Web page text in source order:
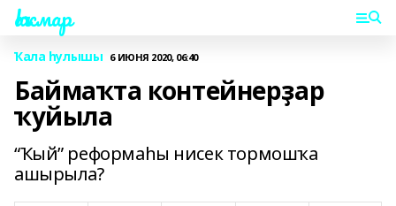
Һаҡмар
Ҡала һулышы 6 ИЮНЯ 2020, 06:40
Баймаҡта контейнерҙар
ҡуйыла
“Ҡый” реформаһы нисек тормошҡа
ашырыла?